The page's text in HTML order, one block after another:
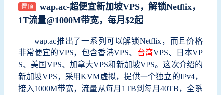
置顶
wap.ac-超便宜新加坡VPS，解锁Netflix，
1T流量@1000M带宽，每月$2起
wap.ac推出了一系列可以解锁Netflix，而且价格
非常便宜的VPS，包含香港VPS、 台湾VPS、日本VP
S、美国VPS、加拿大VPS和新加坡VPS。这次介绍的
新加坡VPS，采用KVM虚拟，提供一个独立的IPv4，
接入1000M带宽，流量从每月1TB到每月40TB，全系